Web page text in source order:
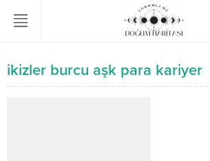
ikizler burcu aşk para kariyer